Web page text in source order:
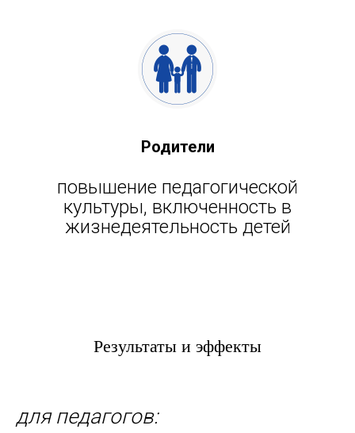
Родители
повышение педагогической
культуры, включенность в
жизнедеятельность детей
Результаты и эффекты
для педагогов: